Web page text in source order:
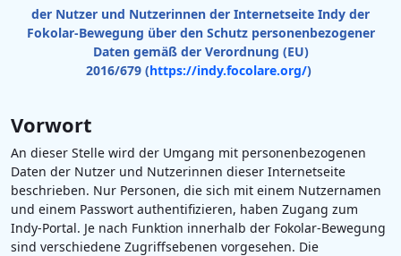
der Nutzer und Nutzerinnen der Internetseite Indy der
Fokolar-Bewegung über den Schutz personenbezogener
Daten gemäß der Verordnung (EU)
2016/679 (https://indy.focolare.org/)
Vorwort
An dieser Stelle wird der Umgang mit personenbezogenen
Daten der Nutzer und Nutzerinnen dieser Internetseite
beschrieben. Nur Personen, die sich mit einem Nutzernamen
und einem Passwort authentifizieren, haben Zugang zum
Indy-Portal. Je nach Funktion innerhalb der Fokolar-Bewegung
sind verschiedene Zugriffsebenen vorgesehen. Die